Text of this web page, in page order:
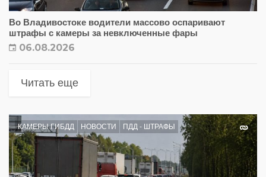
Во Владивостоке водители массово оспаривают
штрафы с камеры за невключенные фары
06.08.2026
Читать еще
КАМЕРЫ ГИБДД НОВОСТИ ПДД - ШТРАФЫ